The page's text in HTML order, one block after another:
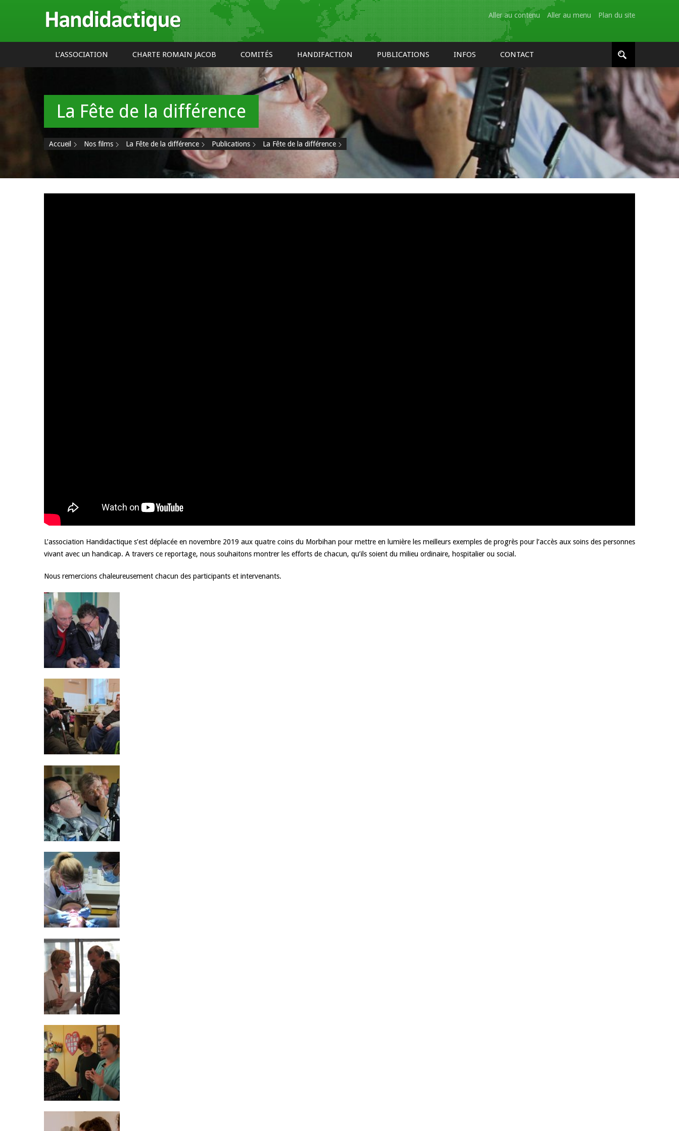
Handidactique Aller au contenu Aller au menu Plan du site
L’ASSOCIATION CHARTE ROMAIN JACOB COMITÉS HANDIFACTION PUBLICATIONS INFOS CONTACT
La Fête de la différence
Accueil Nos films La Fête de la différence Publications La Fête de la différence
L’association Handidactique s’est déplacée en novembre 2019 aux quatre coins du Morbihan pour mettre en lumière les meilleurs exemples de progrès pour l’accès aux soins des personnes
vivant avec un handicap. A travers ce reportage, nous souhaitons montrer les efforts de chacun, qu’ils soient du milieu ordinaire, hospitalier ou social.
Nous remercions chaleureusement chacun des participants et intervenants.